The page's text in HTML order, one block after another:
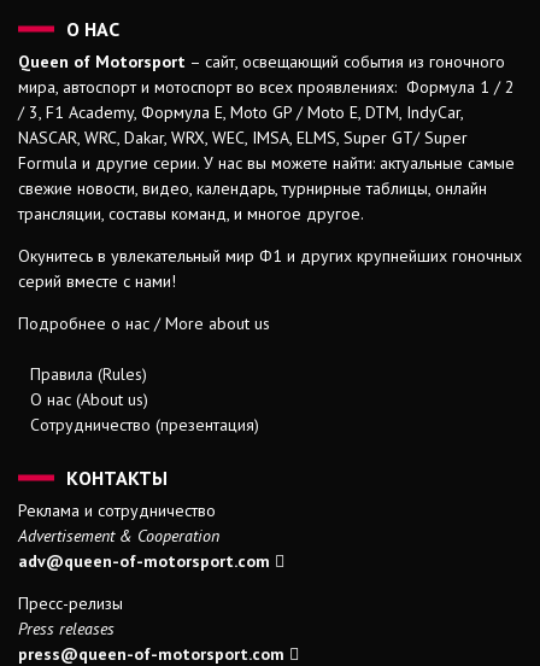
О НАС
Queen of Motorsport – сайт, освещающий события из гоночного
мира, автоспорт и мотоспорт во всех проявлениях: Формула 1 / 2
/ 3, F1 Academy, Формула Е, Moto GP / Moto E, DTM, IndyCar,
NASCAR, WRC, Dakar, WRX, WEC, IMSA, ELMS, Super GT/ Super
Formula и другие серии. У нас вы можете найти: актуальные самые
свежие новости, видео, календарь, турнирные таблицы, онлайн
трансляции, составы команд, и многое другое.
Окунитесь в увлекательный мир Ф1 и других крупнейших гоночных
серий вместе с нами!
Подробнее о нас / More about us
Правила (Rules)
О нас (About us)
Сотрудничество (презентация)
КОНТАКТЫ
Реклама и сотрудничество
Advertisement & Cooperation
adv@queen-of-motorsport.com
Пресс-релизы
Press releases
press@queen-of-motorsport.com